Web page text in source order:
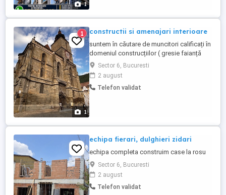
1
1
1 constructii si amenajari interioare
suntem în căutare de muncitori calificați în
domeniul construcțiilor ( gresie faianță
glet rigips ) plus carnet de șoferi cat B
restul detaliilor doar la telefon
Sector 6, Bucuresti
2 august
Telefon validat
echipa fierari, dulghieri zidari
echipa completa construim case la rosu
Sector 6, Bucuresti
2 august
Telefon validat